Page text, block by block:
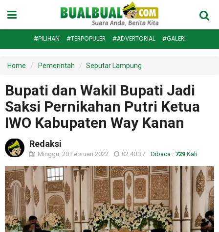
#PILIHAN #TERPOPULER #ADVERTORIAL #GALERI
Home Pemerintah Seputar Lampung
Bupati dan Wakil Bupati Jadi
Saksi Pernikahan Putri Ketua
IWO Kabupaten Way Kanan
Redaksi
Minggu, 20 Februari 2022 02:40:37 Dibaca : 729 Kali